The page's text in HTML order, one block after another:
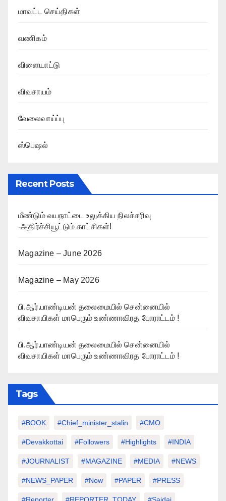
மாவட்ட செய்திகள்
வணிகம்
விளையாட்டு
விவசாயம்
வேலைவாய்ப்பு
ஸ்பெஷல்
Recent Posts
மீண்டும் வயநாட்டை உலுக்கிய நிலச்சரிவு
-அதிர்ச்சியூட்டும் காட்சிகள்!
Magazine – June 2026
Magazine – May 2026
பி.ஆர்.பாண்டியன் தலைமையில் சென்னையில்
விவசாயிகள் மாபெரும் உண்ணாவிரத போராட்டம் !
பி.ஆர்.பாண்டியன் தலைமையில் சென்னையில்
விவசாயிகள் மாபெரும் உண்ணாவிரத போராட்டம் !
Tags
#BOOK #chief_minister_stalin #CMO
#devakkottai #followers #highlights #INDIA
#JOURNALIST #MAGAZINE #MEDIA #NEWS
#NEWS_PAPER #Now #PAPER #PRESS